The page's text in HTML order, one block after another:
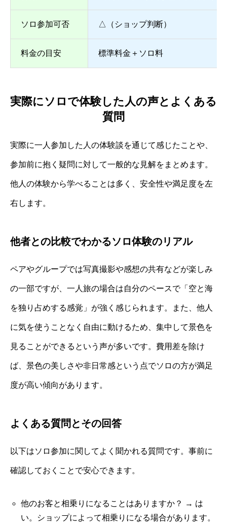
ソロ参加可否 △（ショップ判断）
料金の目安 標準料金＋ソロ料
実際にソロで体験した人の声とよくある
質問
実際に一人参加した人の体験談を通じて感じたことや、
参加前に抱く疑問に対して一般的な見解をまとめます。
他人の体験から学べることは多く、安全性や満足度を左
右します。
他者との比較でわかるソロ体験のリアル
ペアやグループでは写真撮影や感想の共有などが楽しみ
の一部ですが、一人旅の場合は自分のペースで「空と海
を独り占めする感覚」が強く感じられます。また、他人
に気を使うことなく自由に動けるため、集中して景色を
見ることができるという声が多いです。費用差を除け
ば、景色の美しさや非日常感という点でソロの方が満足
度が高い傾向があります。
よくある質問とその回答
以下はソロ参加に関してよく聞かれる質問です。事前に
確認しておくことで安心できます。
他のお客と相乗りになることはありますか？ → は
い。ショップによって相乗りになる場合があります。